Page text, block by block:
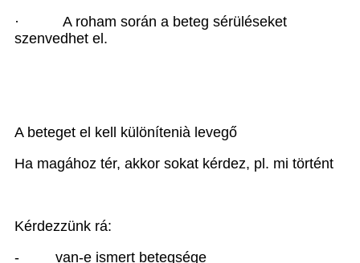
·
A roham során a beteg sérüléseket
szenvedhet el.
A beteget el kell különítenià levegő
Ha magához tér, akkor sokat kérdez, pl. mi történt
Kérdezzünk rá:
-
van-e ismert betegsége